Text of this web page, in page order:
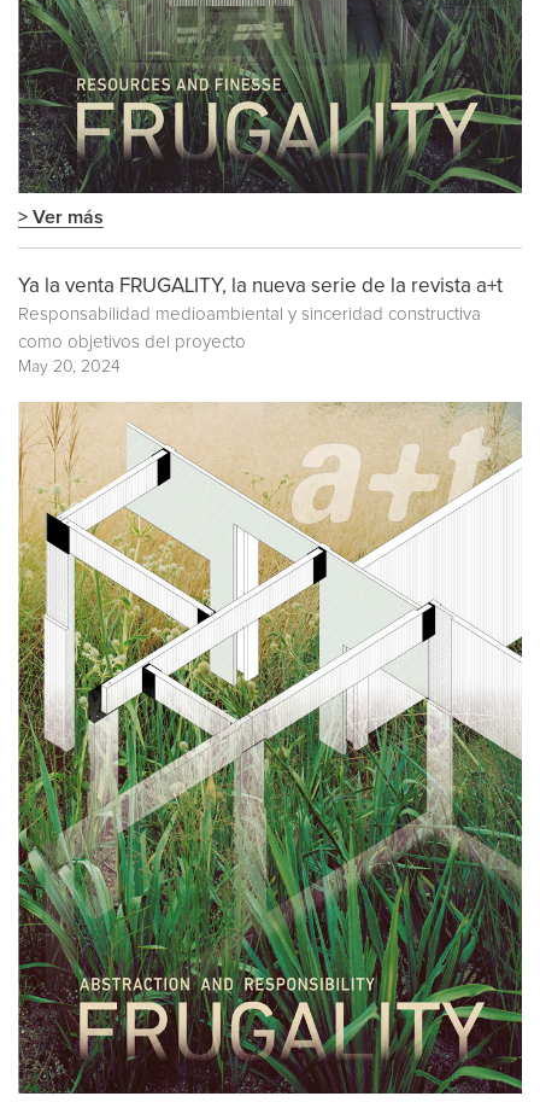
> Ver más
Ya la venta FRUGALITY, la nueva serie de la revista a+t
Responsabilidad medioambiental y sinceridad constructiva
como objetivos del proyecto
May 20, 2024